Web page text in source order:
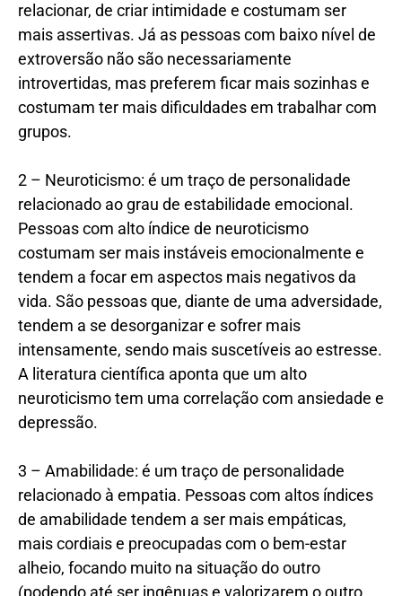
relacionar, de criar intimidade e costumam ser
mais assertivas. Já as pessoas com baixo nível de
extroversão não são necessariamente
introvertidas, mas preferem ficar mais sozinhas e
costumam ter mais dificuldades em trabalhar com
grupos.
2 – Neuroticismo: é um traço de personalidade
relacionado ao grau de estabilidade emocional.
Pessoas com alto índice de neuroticismo
costumam ser mais instáveis emocionalmente e
tendem a focar em aspectos mais negativos da
vida. São pessoas que, diante de uma adversidade,
tendem a se desorganizar e sofrer mais
intensamente, sendo mais suscetíveis ao estresse.
A literatura científica aponta que um alto
neuroticismo tem uma correlação com ansiedade e
depressão.
3 – Amabilidade: é um traço de personalidade
relacionado à empatia. Pessoas com altos índices
de amabilidade tendem a ser mais empáticas,
mais cordiais e preocupadas com o bem-estar
alheio, focando muito na situação do outro
(podendo até ser ingênuas e valorizarem o outro